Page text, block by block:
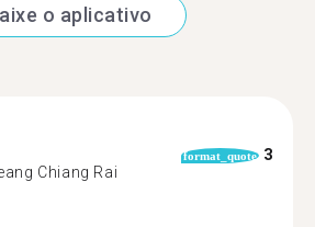
o aplicativo
Chiang Rai
format_quote 3